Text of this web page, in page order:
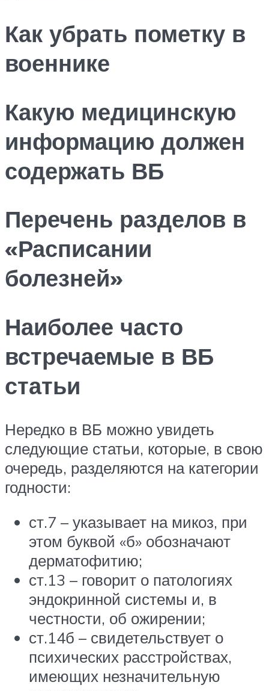
Как убрать пометку в
военнике
Какую медицинскую
информацию должен
содержать ВБ
Перечень разделов в
«Расписании
болезней»
Наиболее часто
встречаемые в ВБ
статьи
Нередко в ВБ можно увидеть
следующие статьи, которые, в свою
очередь, разделяются на категории
годности:
ст.7 – указывает на микоз, при
этом буквой «б» обозначают
дерматофитию;
ст.13 – говорит о патологиях
эндокринной системы и, в
честности, об ожирении;
ст.14б – свидетельствует о
психических расстройствах,
имеющих незначительную